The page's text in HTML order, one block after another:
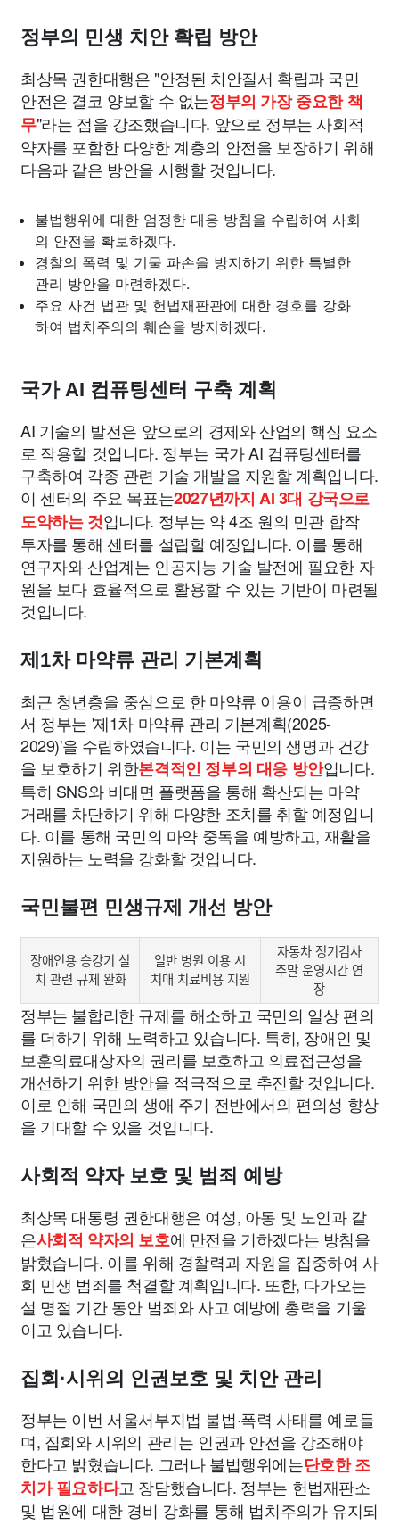
정부의 민생 치안 확립 방안
최상목 권한대행은 "안정된 치안질서 확립과 국민
안전은 결코 양보할 수 없는정부의 가장 중요한 책
무"라는 점을 강조했습니다. 앞으로 정부는 사회적
약자를 포함한 다양한 계층의 안전을 보장하기 위해
다음과 같은 방안을 시행할 것입니다.
불법행위에 대한 엄정한 대응 방침을 수립하여 사회
의 안전을 확보하겠다.
경찰의 폭력 및 기물 파손을 방지하기 위한 특별한
관리 방안을 마련하겠다.
주요 사건 법관 및 헌법재판관에 대한 경호를 강화
하여 법치주의의 훼손을 방지하겠다.
국가 AI 컴퓨팅센터 구축 계획
AI 기술의 발전은 앞으로의 경제와 산업의 핵심 요소
로 작용할 것입니다. 정부는 국가 AI 컴퓨팅센터를
구축하여 각종 관련 기술 개발을 지원할 계획입니다.
이 센터의 주요 목표는2027년까지 AI 3대 강국으로
도약하는 것입니다. 정부는 약 4조 원의 민관 합작
투자를 통해 센터를 설립할 예정입니다. 이를 통해
연구자와 산업계는 인공지능 기술 발전에 필요한 자
원을 보다 효율적으로 활용할 수 있는 기반이 마련될
것입니다.
제1차 마약류 관리 기본계획
최근 청년층을 중심으로 한 마약류 이용이 급증하면
서 정부는 '제1차 마약류 관리 기본계획(2025-
2029)'을 수립하였습니다. 이는 국민의 생명과 건강
을 보호하기 위한본격적인 정부의 대응 방안입니다.
특히 SNS와 비대면 플랫폼을 통해 확산되는 마약
거래를 차단하기 위해 다양한 조치를 취할 예정입니
다. 이를 통해 국민의 마약 중독을 예방하고, 재활을
지원하는 노력을 강화할 것입니다.
국민불편 민생규제 개선 방안
장애인용 승강기 설
치 관련 규제 완화
일반 병원 이용 시
치매 치료비용 지원
자동차 정기검사
주말 운영시간 연
장
정부는 불합리한 규제를 해소하고 국민의 일상 편의
를 더하기 위해 노력하고 있습니다. 특히, 장애인 및
보훈의료대상자의 권리를 보호하고 의료접근성을
개선하기 위한 방안을 적극적으로 추진할 것입니다.
이로 인해 국민의 생애 주기 전반에서의 편의성 향상
을 기대할 수 있을 것입니다.
사회적 약자 보호 및 범죄 예방
최상목 대통령 권한대행은 여성, 아동 및 노인과 같
은사회적 약자의 보호에 만전을 기하겠다는 방침을
밝혔습니다. 이를 위해 경찰력과 자원을 집중하여 사
회 민생 범죄를 척결할 계획입니다. 또한, 다가오는
설 명절 기간 동안 범죄와 사고 예방에 총력을 기울
이고 있습니다.
집회·시위의 인권보호 및 치안 관리
정부는 이번 서울서부지법 불법·폭력 사태를 예로들
며, 집회와 시위의 관리는 인권과 안전을 강조해야
한다고 밝혔습니다. 그러나 불법행위에는단호한 조
치가 필요하다고 장담했습니다. 정부는 헌법재판소
및 법원에 대한 경비 강화를 통해 법치주의가 유지되